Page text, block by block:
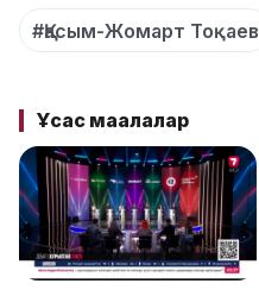
#Қасым-Жомарт Тоқаев
Ұқсас мақалалар